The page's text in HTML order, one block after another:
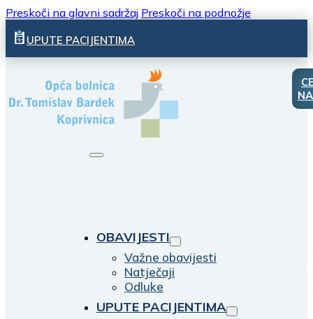
Preskoči na glavni sadržaj Preskoči na podnožje
UPUTE PACIJENTIMA
OBAVIJESTI
Važne obavijesti
Natječaji
Odluke
UPUTE PACIJENTIMA